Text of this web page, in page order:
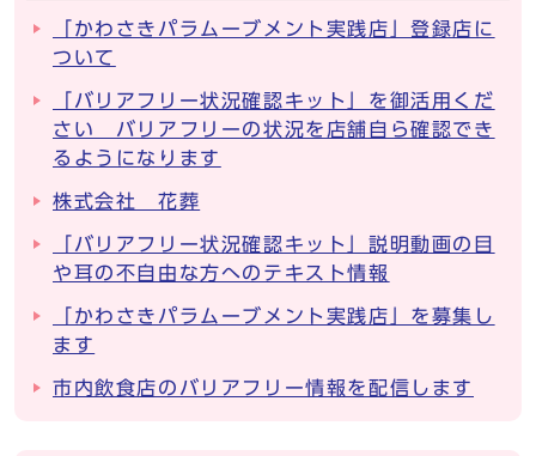
「かわさきパラムーブメント実践店」登録店に
ついて
「バリアフリー状況確認キット」を御活用くだ
さい バリアフリーの状況を店舗自ら確認でき
るようになります
株式会社 花葬
「バリアフリー状況確認キット」説明動画の目
や耳の不自由な方へのテキスト情報
「かわさきパラムーブメント実践店」を募集し
ます
市内飲食店のバリアフリー情報を配信します